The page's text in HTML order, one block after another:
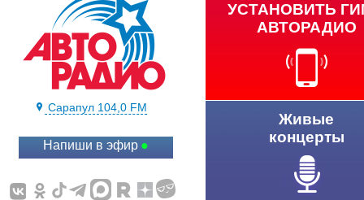
Сарапул 104,0 FM
Напиши в эфир
УСТАНОВИТЬ
АВТОРАДИО
Живые
концерты